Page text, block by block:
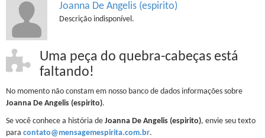
Joanna De Angelis (espirito)
Descrição indisponível.
Uma peça do quebra-cabeças está
faltando!
No momento não constam em nosso banco de dados informações sobre
Joanna De Angelis (espirito).
Se você conhece a história de Joanna De Angelis (espirito), envie seu texto
para contato@mensagemespirita.com.br.